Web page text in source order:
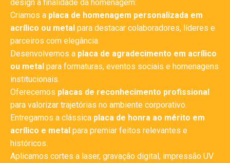
design à finalidade da homenagem:
Criamos a placa de homenagem personalizada em
acrílico ou metal para destacar colaboradores, líderes e
parceiros com elegância.
Desenvolvemos a placa de agradecimento em acrílico
ou metal para formaturas, eventos sociais e homenagens
institucionais.
Oferecemos placas de reconhecimento profissional
para valorizar trajetórias no ambiente corporativo.
Entregamos a clássica placa de honra ao mérito em
acrílico e metal para premiar feitos relevantes e
históricos.
Aplicamos cortes a laser, gravação digital, impressão UV